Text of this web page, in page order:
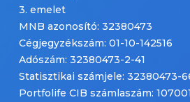
3. emelet
MNB azonosító: 32380473
Cégjegyzékszám: 01-10-142516
Adószám: 32380473-2-41
Statisztikai számjele: 32380473-
Portfolife CIB számlaszám: